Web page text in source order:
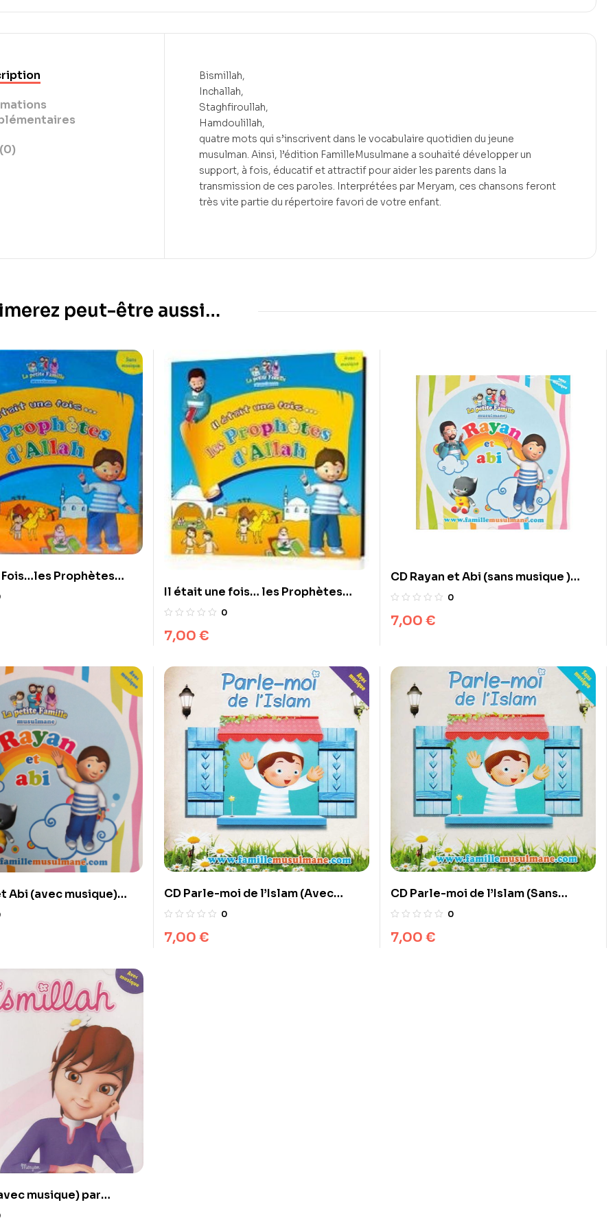
Bismillah,
Inchallah,
Staghfiroullah,
Hamdoulillah,
quatre mots qui s’inscrivent dans le vocabulaire quotidien du jeune
musulman. Ainsi, l’édition FamilleMusulmane a souhaité développer un
support, à fois, éducatif et attractif pour aider les parents dans la
transmission de ces paroles. Interprétées par Meryam, ces chansons feront
très vite partie du répertoire favori de votre enfant.
peut-être aussi…
Prophètes
Musique)
Il était une fois… les Prophètes
d’Allah (avec musique)
0
7,00 €
CD Rayan et Abi (sans musique )
Pixelgraf et famille musulmane
0
7,00 €
Abi (avec musique)
musulmane
CD Parle-moi de l’Islam (Avec
musique) – Pixelgraf et famille
0
7,00 €
CD Parle-moi de l’Islam (Sans
musique) – Pixelgraf et famille
0
7,00 €
musique) par
et Famille